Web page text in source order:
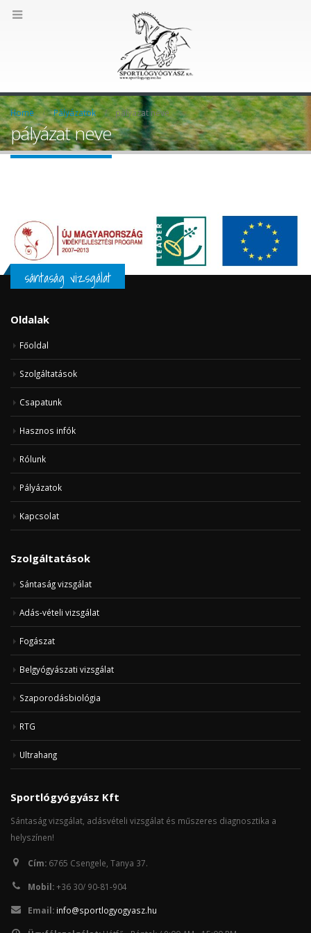
Home Pályázatok pályázat neve
pályázat neve
sántaság vizsgálat
Oldalak
Főoldal
Szolgáltatások
Csapatunk
Hasznos infók
Rólunk
Pályázatok
Kapcsolat
Szolgáltatások
Sántaság vizsgálat
Adás-vételi vizsgálat
Fogászat
Belgyógyászati vizsgálat
Szaporodásbiológia
RTG
Ultrahang
Sportlógyógyász Kft
Sántaság vizsgálat, adásvételi vizsgálat és műszeres diagnosztika a
helyszínen!
Cím: 6765 Csengele, Tanya 37.
Mobil:+36 30/ 90-81-904
Email: info@sportlogyogyasz.hu